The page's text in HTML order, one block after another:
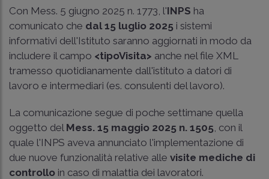
Con Mess. 5 giugno 2025 n. 1773, l'INPS ha
comunicato che dal 15 luglio 2025 i sistemi
informativi dell'Istituto saranno aggiornati in modo da
includere il campo <tipoVisita> anche nel file XML
tramesso quotidianamente dall'istituto a datori di
lavoro e intermediari (es. consulenti del lavoro).
La comunicazione segue di poche settimane quella
oggetto del Mess. 15 maggio 2025 n. 1505 , con il
quale l'INPS aveva annunciato l'implementazione di
due nuove funzionalità relative alle visite mediche di
controllo in caso di malattia dei lavoratori.